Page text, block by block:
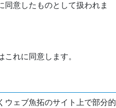
意したものとして扱われま
れに同意します。
ウェブ魚拓のサイト上で部分的